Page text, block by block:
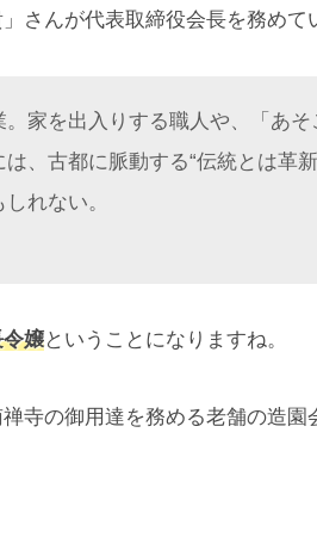
さんが代表取締役会長を務めて
。家を出入りする職人や、「あ
、古都に脈動する“伝統とは革
れない。
嬢ということになりますね。
寺の御用達を務める老舗の造園